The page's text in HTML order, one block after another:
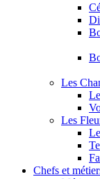
Les
Les
Chefs et